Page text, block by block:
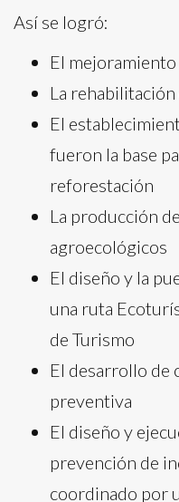
Así se logró:
El
La
El
fueron la base
reforestación
La producción
agroecológicos
El diseño y la
una ruta
de Turismo
El desarrollo de
preventiva
El diseño y
prevención de
coordinado por